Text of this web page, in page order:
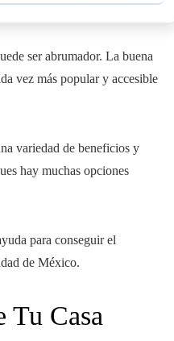
ser abrumador. La buena
vez más popular y accesible
variedad de beneficios y
hay muchas opciones
para conseguir el
de México.
Tu Casa